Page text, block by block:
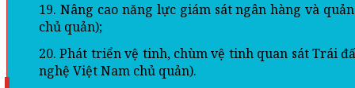
19. Nâng cao năng lực giám sát ngân hàng và
chủ quản);
20. Phát triển vệ tinh, chùm vệ tinh quan sát Trái
nghệ Việt Nam chủ quản).